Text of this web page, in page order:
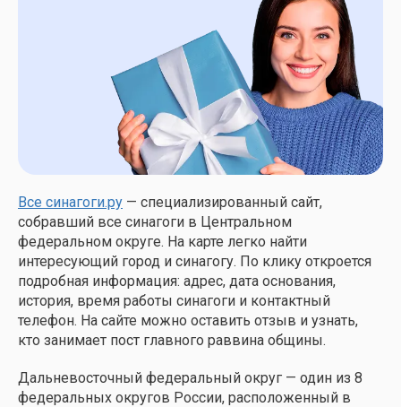
Все синагоги.ру — специализированный сайт,
собравший все синагоги в Центральном
федеральном округе. На карте легко найти
интересующий город и синагогу. По клику откроется
подробная информация: адрес, дата основания,
история, время работы синагоги и контактный
телефон. На сайте можно оставить отзыв и узнать,
кто занимает пост главного раввина общины.
Дальневосточный федеральный округ — один из 8
федеральных округов России, расположенный в